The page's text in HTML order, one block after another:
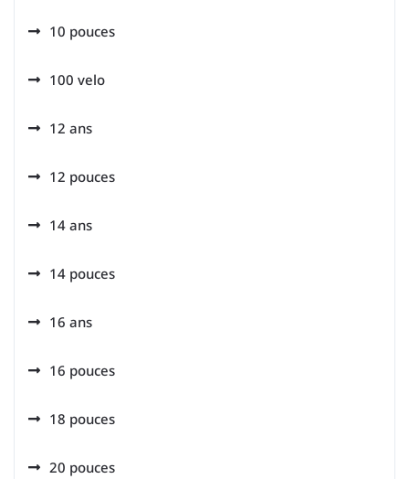
10 pouces
100 velo
12 ans
12 pouces
14 ans
14 pouces
16 ans
16 pouces
18 pouces
20 pouces